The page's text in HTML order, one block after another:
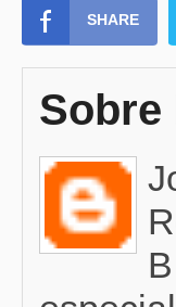
SHARE
Sobre